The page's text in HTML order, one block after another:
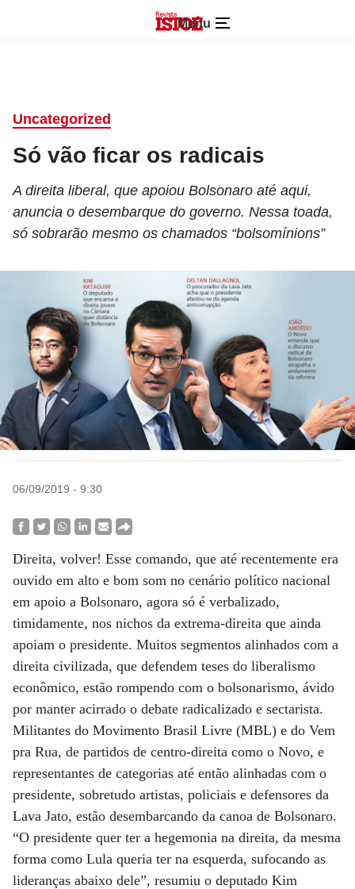
Menu
Uncategorized
Só vão ficar os radicais
A direita liberal, que apoiou Bolsonaro até aqui,
anuncia o desembarque do governo. Nessa toada,
só sobrarão mesmo os chamados “bolsomínions”
06/09/2019 - 9:30
Direita, volver! Esse comando, que até recentemente era
ouvido em alto e bom som no cenário político nacional
em apoio a Bolsonaro, agora só é verbalizado,
timidamente, nos nichos da extrema-direita que ainda
apoiam o presidente. Muitos segmentos alinhados com a
direita civilizada, que defendem teses do liberalismo
econômico, estão rompendo com o bolsonarismo, ávido
por manter acirrado o debate radicalizado e sectarista.
Militantes do Movimento Brasil Livre (MBL) e do Vem
pra Rua, de partidos de centro-direita como o Novo, e
representantes de categorias até então alinhadas com o
presidente, sobretudo artistas, policiais e defensores da
Lava Jato, estão desembarcando da canoa de Bolsonaro.
“O presidente quer ter a hegemonia na direita, da mesma
forma como Lula queria ter na esquerda, sufocando as
lideranças abaixo dele”, resumiu o deputado Kim